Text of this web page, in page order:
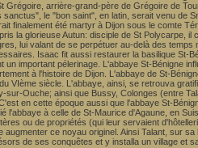
arrière-grand-père de Grégoire de
le "bon saint", en latin, serait venu
finalement été martyr à Dijon sous le comte
la glorieuse Autun: disciple de St Polycarpe,
lui valant de se perpétuer au-delà des
Isaac fit aussi restaurer la basilique
important pélerinage. L'abbaye St-Bénigne
à l'histoire de Dijon. L'abbaye de St-
VIème siècle. L'abbaye, ainsi, se retrouva
Ouche; ainsi que Bussy, Colonges (entre
en cette époque aussi que l'abbaye St-
à celle de St-Maurice d'Agaune, en
ou de propriétés (qui leur servaient
ce noyau originel. Ainsi Talant, sur
de ses conquêtes et y installa un village et